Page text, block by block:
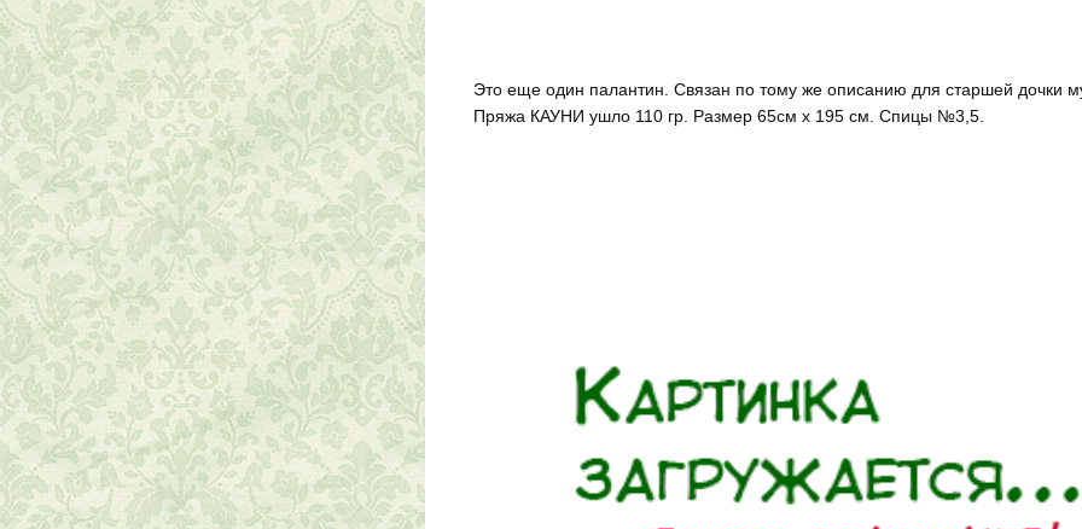
Это еще один палантин. Связан по тому же описанию для старшей дочки
Пряжа КАУНИ ушло 110 гр. Размер 65см х 195 см. Спицы №3,5.